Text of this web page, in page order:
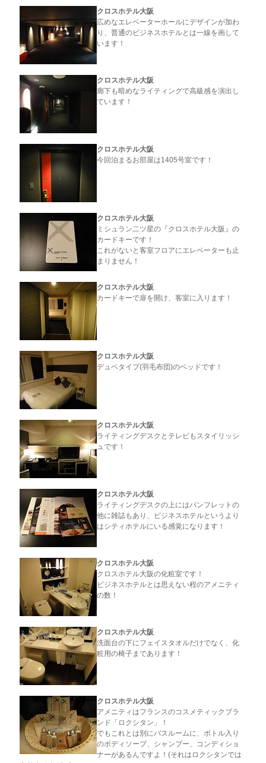
クロスホテル大阪
広めなエレベーターホールにデザインが加わ
り、普通のビジネスホテルとは一線を画して
います！
クロスホテル大阪
廊下も暗めなライティングで高級感を演出し
ています！
クロスホテル大阪
今回泊まるお部屋は1405号室です！
クロスホテル大阪
ミシュラン二ツ星の『クロスホテル大阪』の
カードキーです！
これがないと客室フロアにエレベーターも止
まりません！
クロスホテル大阪
カードキーで扉を開け、客室に入ります！
クロスホテル大阪
デュベタイプ(羽毛布団)のベッドです！
クロスホテル大阪
ライティングデスクとテレビもスタイリッシ
ュです！
クロスホテル大阪
ライティングデスクの上にはパンフレットの
他に雑誌もあり、ビジネスホテルというより
はシティホテルにいる感覚になります！
クロスホテル大阪
クロスホテル大阪の化粧室です！
ビジネスホテルとは思えない程のアメニティ
の数！
クロスホテル大阪
洗面台の下にフェイスタオルだけでなく、化
粧用の椅子まであります！
クロスホテル大阪
アメニティはフランスのコスメティックブラ
ンド「ロクシタン」！
でもこれとは別にバスルームに、ボトル入り
のボディソープ、シャンプー、コンディショ
ナーがあるんですよ！(それはロクシタンでは